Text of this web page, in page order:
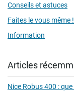
Conseils et astuces
Faites le vous même !
Information
Articles
Nice Robus 400 :